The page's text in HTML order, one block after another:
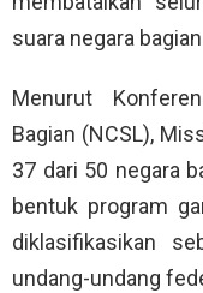
suara negara
Menurut
Bagian (NCSL),
37 dari 50 negara
bentuk program
diklasifikasikan
undang-undang